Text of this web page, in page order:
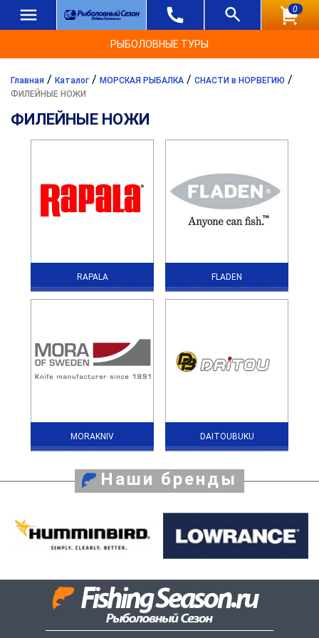
0
РЫБОЛОВНЫЕ ТУРЫ
Главная / Каталог / МОРСКАЯ РЫБАЛКА / СНАСТИ в НОРВЕГИЮ /
ФИЛЕЙНЫЕ НОЖИ
ФИЛЕЙНЫЕ НОЖИ
RAPALA FLADEN
MORAKNIV DAITOUBUKU
Наши бренды